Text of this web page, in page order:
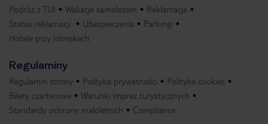
Podróż z TUI Wakacje samolotem
Reklamacje
Status reklamacji
Ubezpieczenia
Parkingi
Hotele przy lotniskach
Regulaminy
Regulamin strony Polityka prywatności
Polityka cookies
Bilety czarterowe
Warunki imprez turystycznych
Standardy ochrony małoletnich
Compliance